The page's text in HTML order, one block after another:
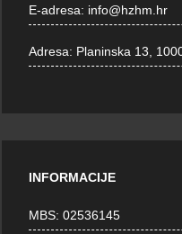
E-adresa: info@hzhm.hr
Adresa: Planinska 13,
INFORMACIJE
MBS: 02536145